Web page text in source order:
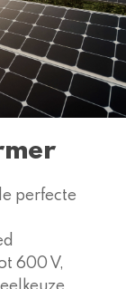
perfecte
600 V,